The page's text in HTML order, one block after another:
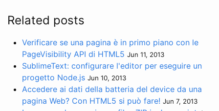
Related posts
Verificare se una pagina è in primo piano con le
PageVisibility API di HTML5 Jun 11, 2013
SublimeText: configurare l'editor per eseguire un
progetto Node.js Jun 10, 2013
Accedere ai dati della batteria del device da una
pagina Web? Con HTML5 si può fare! Jun 7, 2013